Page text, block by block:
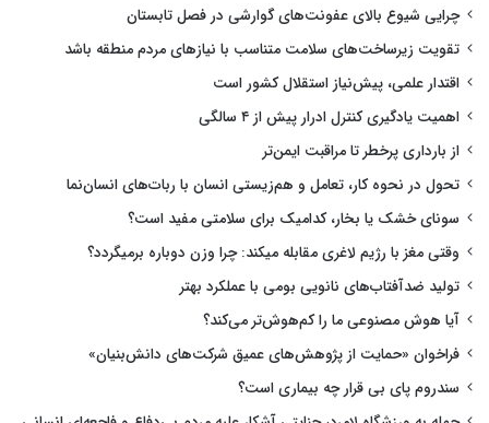
چرایی شیوع بالای عفونت‌های گوارشی در فصل تابستان
تقویت زیرساخت‌های سلامت متناسب با نیازهای مردم منطقه باشد
اقتدار علمی، پیش‌نیاز استقلال کشور است
اهمیت یادگیری کنترل ادرار پیش از ۴ سالگی
از بارداری پرخطر تا مراقبت ایمن‌تر
تحول در نحوه کار، تعامل و هم‌زیستی انسان با ربات‌های انسان‌نما
سونای خشک یا بخار، کدامیک برای سلامتی مفید است؟
وقتی مغز با رژیم لاغری مقابله میکند: چرا وزن دوباره برمیگردد؟
تولید ضدآفتاب‌های نانویی بومی با عملکرد بهتر
آیا هوش مصنوعی ما را کم‌هوش‌تر می‌کند؟
فراخوان «حمایت از پژوهش‌های عمیق شرکت‌های دانش‌بنیان»
سندروم پای بی قرار چه بیماری است؟